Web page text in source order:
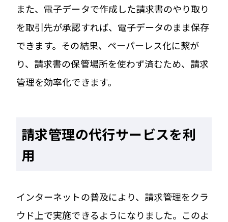
また、電子データで作成した請求書のやり取り
を取引先が承認すれば、電子データのまま保存
できます。その結果、ペーパーレス化に繋が
り、請求書の保管場所を使わず済むため、請求
管理を効率化できます。
請求管理の代行サービスを利
用
インターネットの普及により、請求管理をクラ
ウド上で実施できるようになりました。このよ